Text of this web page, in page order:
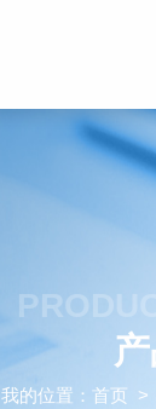
我的位置： 首页 >